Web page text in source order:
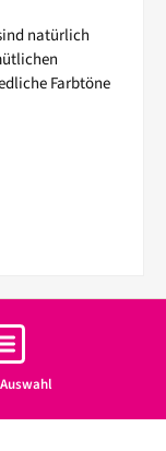
natürlich
Farbtöne